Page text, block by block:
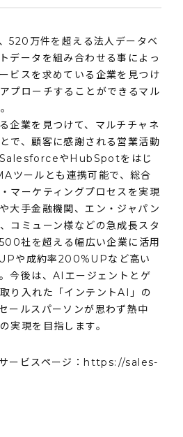
520万件を超える法人データベ
データを組み合わせる事によっ
ビスを求めている企業を見つけ
プローチすることができるマル
企業を見つけて、マルチチャネ
で、顧客に感謝される営業活動
SalesforceやHubSpotをはじ
ツールとも連携可能で、総合
マーケティングプロセスを実現
大手金融機関、エン・ジャパン
コミューン様などの急成長スタ
社を超える幅広い企業に活用
や成約率200%UPなど高い
今後は、AIエージェントとゲ
り入れた「インテントAI」の
ールスパーソンが思わず熱中
実現を目指します。
ビスページ： https://sales-